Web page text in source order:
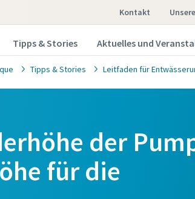
Kontakt
Tipps & Stories Aktuelles und
Tipps & Stories Leitfaden für
der
für die